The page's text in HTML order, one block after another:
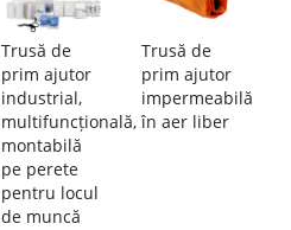
Trusă de
prim ajutor
industrial,
multifuncțională,
montabilă
pe perete
pentru locul
de muncă
Trusă de
prim ajutor
impermeabilă
în aer liber